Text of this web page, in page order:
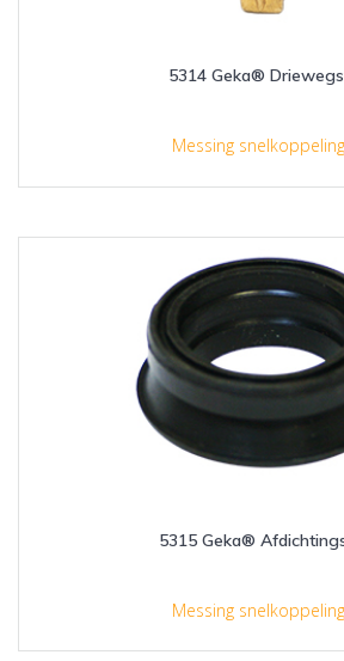
5314 Geka®
Messing
5315 Geka®
Messing